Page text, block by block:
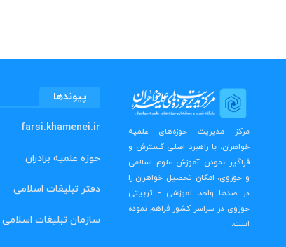
مرکز مدیریت حوزه‌های علمیه
خواهران، با راهبرد اصلی گسترش و
فراگیر نمودن آموزش علوم اسلامی
و حوزوی، امکان تحصیل خواهران را
در صدها واحد آموزشی - تربیتی
حوزوی در سراسر کشور فراهم نموده
است.
پیوندها
farsi.khamenei.ir
حوزه علمیه برادران
دفتر تبلیغات اسلامی
سازمان تبلیغات اسلامی